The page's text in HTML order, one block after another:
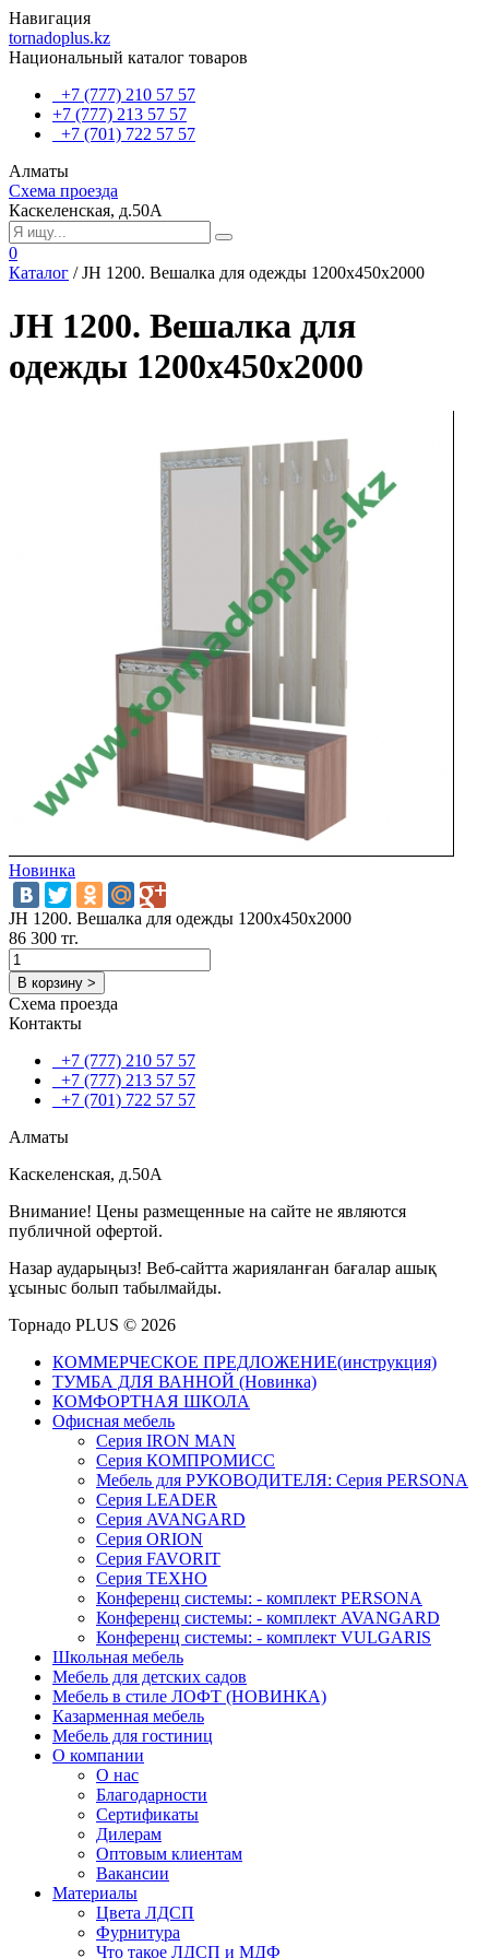
Навигация
tornadoplus.kz
Национальный каталог товаров
+7 (777) 210 57 57
+7 (777) 213 57 57
+7 (701) 722 57 57
Алматы
Схема проезда
Каскеленская, д.50А
0
Каталог /JH 1200. Вешалка для одежды 1200x450x2000
JH 1200. Вешалка для
одежды 1200x450x2000
Новинка
JH 1200. Вешалка для одежды 1200x450x2000
86 300 тг.
В корзину >
Схема проезда
Контакты
+7 (777) 210 57 57
+7 (777) 213 57 57
+7 (701) 722 57 57
Алматы
Каскеленская, д.50А
Внимание! Цены размещенные на сайте не являются
публичной офертой.
Назар аударыңыз! Веб-сайтта жарияланған бағалар ашық
ұсыныс болып табылмайды.
Торнадо PLUS © 2026
КОММЕРЧЕСКОЕ ПРЕДЛОЖЕНИЕ(инструкция)
ТУМБА ДЛЯ ВАННОЙ (Новинка)
КОМФОРТНАЯ ШКОЛА
Офисная мебель
Серия IRON MAN
Серия КОМПРОМИСС
Мебель для РУКОВОДИТЕЛЯ: Серия PERSONA
Серия LEADER
Серия AVANGARD
Серия ORION
Серия FAVORIT
Серия ТЕХНО
Конференц системы: - комплект PERSONA
Конференц системы: - комплект AVANGARD
Конференц системы: - комплект VULGARIS
Школьная мебель
Мебель для детских садов
Мебель в стиле ЛОФТ (НОВИНКА)
Казарменная мебель
Мебель для гостиниц
О компании
О нас
Благодарности
Сертификаты
Дилерам
Оптовым клиентам
Вакансии
Материалы
Цвета ЛДСП
Фурнитура
Что такое ЛДСП и МДФ